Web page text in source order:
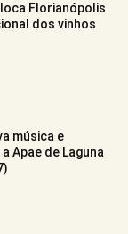
Florianópolis
dos vinhos
música e
Apae de Laguna